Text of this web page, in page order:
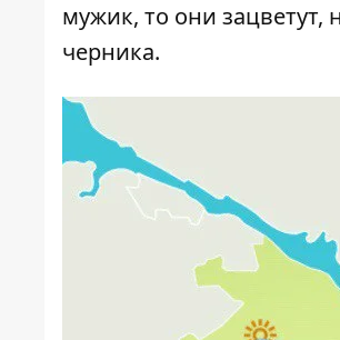
мужик, то они зацветут,
черника.